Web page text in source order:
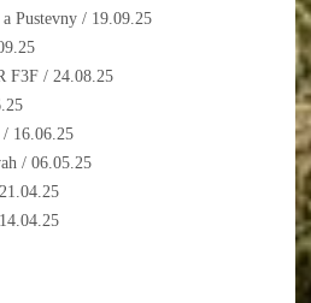
Pustevny/ 19.09.25
F3F/ 24.08.25
/ 16.06.25
/ 06.05.25